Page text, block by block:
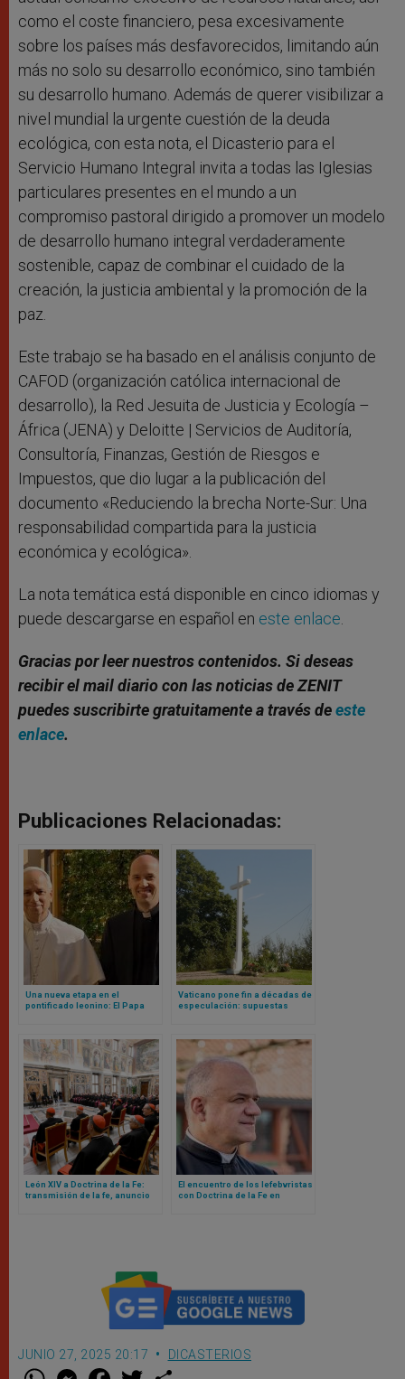
como el coste financiero, pesa excesivamente
sobre los países más desfavorecidos, limitando aún
más no solo su desarrollo económico, sino también
su desarrollo humano. Además de querer visibilizar a
nivel mundial la urgente cuestión de la deuda
ecológica, con esta nota, el Dicasterio para el
Servicio Humano Integral invita a todas las Iglesias
particulares presentes en el mundo a un
compromiso pastoral dirigido a promover un modelo
de desarrollo humano integral verdaderamente
sostenible, capaz de combinar el cuidado de la
creación, la justicia ambiental y la promoción de la
paz.
Este trabajo se ha basado en el análisis conjunto de
CAFOD (organización católica internacional de
desarrollo), la Red Jesuita de Justicia y Ecología –
África (JENA) y Deloitte | Servicios de Auditoría,
Consultoría, Finanzas, Gestión de Riesgos e
Impuestos, que dio lugar a la publicación del
documento «Reduciendo la brecha Norte-Sur: Una
responsabilidad compartida para la justicia
económica y ecológica».
La ​​nota temática está disponible en cinco idiomas y
puede descargarse en español en este enlace
Gracias por leer nuestros contenidos. Si deseas
recibir el mail diario con las noticias de ZENIT
puedes suscribirte gratuitamente a través deeste
enlace.
Publicaciones Relacionadas:
Una nueva etapa en el
pontificado leonino: El Papa
sorprendente
Vaticano pone fin a décadas de
especulación: supuestas
origen sobrenatural»
León XIV a Doctrina de la Fe:
transmisión de la fe, anuncio
El encuentro de los lefebvristas
con Doctrina de la Fe en
JUNIO 27, 2025 20:17 DICASTERIOS
W M F